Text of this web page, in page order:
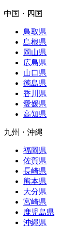
中国・四国
鳥取県
島根県
岡山県
広島県
山口県
徳島県
香川県
愛媛県
高知県
九州・沖縄
福岡県
佐賀県
長崎県
熊本県
大分県
宮崎県
鹿児島県
沖縄県